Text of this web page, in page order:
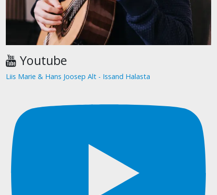
Youtube
Liis Marie & Hans Joosep Alt - Issand Halasta